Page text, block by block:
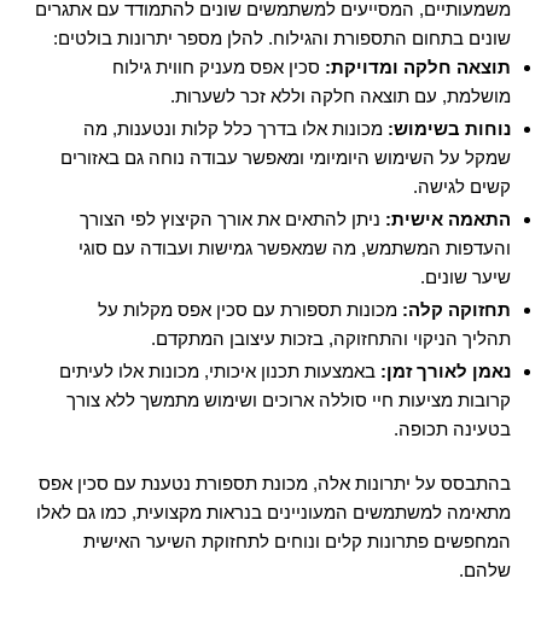
משמעותיים, המסייעים למשתמשים שונים להתמודד עם אתגרים
שונים בתחום התספורת והגילוח. להלן מספר יתרונות בולטים:
תוצאה חלקה ומדויקת: סכין אפס מעניק חווית גילוח
מושלמת, עם תוצאה חלקה וללא זכר לשערות.
נוחות בשימוש: מכונות אלו בדרך כלל קלות ונטענות, מה
שמקל על השימוש היומיומי ומאפשר עבודה נוחה גם באזורים
קשים לגישה.
התאמה אישית: ניתן להתאים את אורך הקיצוץ לפי הצורך
והעדפות המשתמש, מה שמאפשר גמישות ועבודה עם סוגי
שיער שונים.
תחזוקה קלה: מכונות תספורת עם סכין אפס מקלות על
תהליך הניקוי והתחזוקה, בזכות עיצובן המתקדם.
נאמן לאורך זמן: באמצעות תכנון איכותי, מכונות אלו לעיתים
קרובות מציעות חיי סוללה ארוכים ושימוש מתמשך ללא צורך
בטעינה תכופה.
בהתבסס על יתרונות אלה, מכונת תספורת נטענת עם סכין אפס
מתאימה למשתמשים המעוניינים בנראות מקצועית, כמו גם לאלו
המחפשים פתרונות קלים ונוחים לתחזוקת השיער האישית
שלהם.